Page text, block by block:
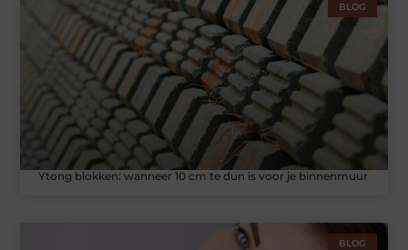
BLOG
Ytong blokken: wanneer 10 cm te dun is voor je binnenmuur
BLOG